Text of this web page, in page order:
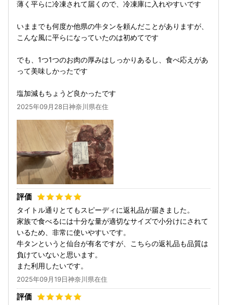
薄く平らに冷凍されて届くので、冷凍庫に入れやすいです
いままでも何度か他県の牛タンを頼んだことがありますが、
こんな風に平らになっていたのは初めてです
でも、1つ1つのお肉の厚みはしっかりあるし、食べ応えがあ
って美味しかったです
塩加減もちょうど良かったです
2025年09月28日神奈川県在住
タイトル通りとてもスピーディに返礼品が届きました。
家族で食べるには十分な量が適切なサイズで小分けにされて
いるため、非常に使いやすいです。
牛タンというと仙台が有名ですが、こちらの返礼品も品質は
負けていないと思います。
また利用したいです。
2025年09月19日神奈川県在住